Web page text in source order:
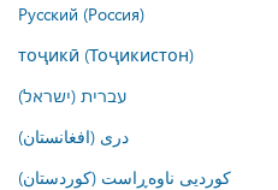
Русский (Россия)
тоҷикӣ (Тоҷикистон)
עברית (ישראל)
درى (افغانستان)
کوردیی ناوەڕاست (کوردستان)